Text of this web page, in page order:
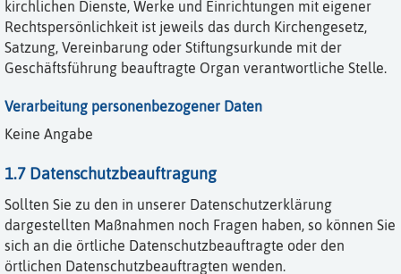
kirchlichen Dienste, Werke und Einrichtungen mit eigener
Rechtspersönlichkeit ist jeweils das durch Kirchengesetz,
Satzung, Vereinbarung oder Stiftungsurkunde mit der
Geschäftsführung beauftragte Organ verantwortliche Stelle.
Verarbeitung personenbezogener Daten
Keine Angabe
1.7 Datenschutzbeauftragung
Sollten Sie zu den in unserer Datenschutzerklärung
dargestellten Maßnahmen noch Fragen haben, so können Sie
sich an die örtliche Datenschutzbeauftragte oder den
örtlichen Datenschutzbeauftragten wenden.